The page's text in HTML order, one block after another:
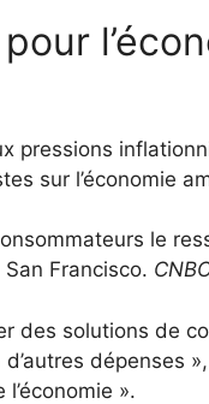
pressions
sur l’économie
le
Francisco.
des solutions de
dépenses
».